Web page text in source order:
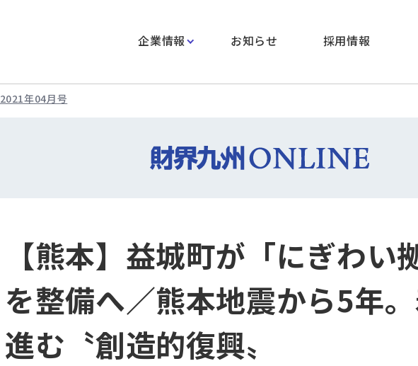
企業情報 お知らせ 採用情報
2021年04月号
【熊本】益城町が「にぎわい
を整備へ／熊本地震から5年
進む〝創造的復興〟